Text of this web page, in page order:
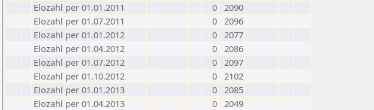
Elozahl per 01.01.2011
0 2090
Elozahl per 01.07.2011
0 2096
Elozahl per 01.01.2012
0 2077
Elozahl per 01.04.2012
0 2086
Elozahl per 01.07.2012
0 2097
Elozahl per 01.10.2012
0 2102
Elozahl per 01.01.2013
0 2085
Elozahl per 01.04.2013
0 2049